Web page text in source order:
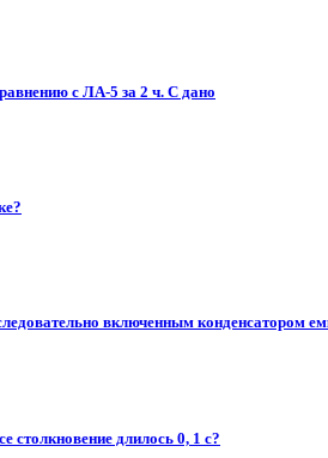
с ЛА-5 за 2 ч. С дано
включенным конденсатором
столкновение длилось 0, 1 с?